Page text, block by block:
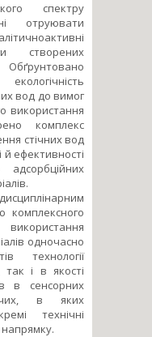
спектру
отруювати
створених
вод до вимог
використання
комплекс
стічних вод
й ефективності
комплексного
одночасно
технології
і в якості
в сенсорних
в яких
технічні
напрямку.